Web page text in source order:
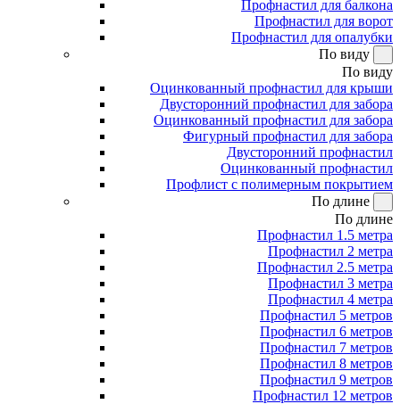
Профнастил для балкона
Профнастил для ворот
Профнастил для опалубки
По виду
По виду
Оцинкованный профнастил для крыши
Двусторонний профнастил для забора
Оцинкованный профнастил для забора
Фигурный профнастил для забора
Двусторонний профнастил
Оцинкованный профнастил
Профлист с полимерным покрытием
По длине
По длине
Профнастил 1.5 метра
Профнастил 2 метра
Профнастил 2.5 метра
Профнастил 3 метра
Профнастил 4 метра
Профнастил 5 метров
Профнастил 6 метров
Профнастил 7 метров
Профнастил 8 метров
Профнастил 9 метров
Профнастил 12 метров